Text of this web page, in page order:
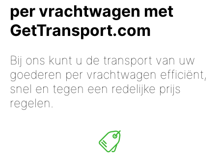
per vrachtwagen met
GetTransport.com
Bij ons kunt u de transport van uw
goederen per vrachtwagen efficiënt,
snel en tegen een redelijke prijs
regelen.